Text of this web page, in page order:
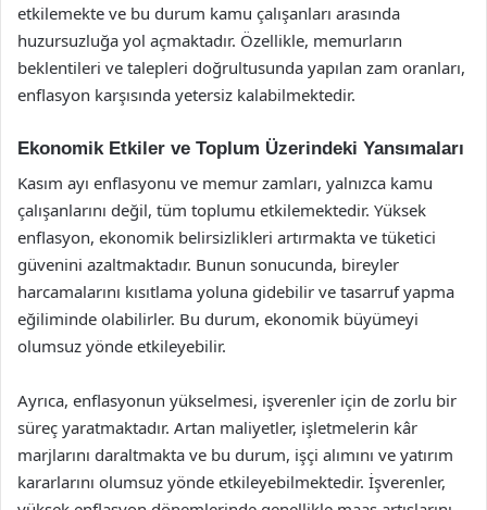
etkilemekte ve bu durum kamu çalışanları arasında
huzursuzluğa yol açmaktadır. Özellikle, memurların
beklentileri ve talepleri doğrultusunda yapılan zam oranları,
enflasyon karşısında yetersiz kalabilmektedir.
Ekonomik Etkiler ve Toplum Üzerindeki Yansımaları
Kasım ayı enflasyonu ve memur zamları, yalnızca kamu
çalışanlarını değil, tüm toplumu etkilemektedir. Yüksek
enflasyon, ekonomik belirsizlikleri artırmakta ve tüketici
güvenini azaltmaktadır. Bunun sonucunda, bireyler
harcamalarını kısıtlama yoluna gidebilir ve tasarruf yapma
eğiliminde olabilirler. Bu durum, ekonomik büyümeyi
olumsuz yönde etkileyebilir.
Ayrıca, enflasyonun yükselmesi, işverenler için de zorlu bir
süreç yaratmaktadır. Artan maliyetler, işletmelerin kâr
marjlarını daraltmakta ve bu durum, işçi alımını ve yatırım
kararlarını olumsuz yönde etkileyebilmektedir. İşverenler,